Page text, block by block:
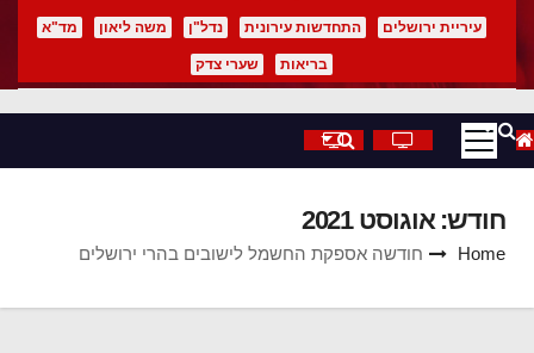
עיריית ירושלים התחדשות עירונית נדל"ן משה ליאון מד"א
בריאות שערי צדק
חודש:אוגוסט 2021
Home חודשה אספקת החשמל לישובים בהרי ירושלים